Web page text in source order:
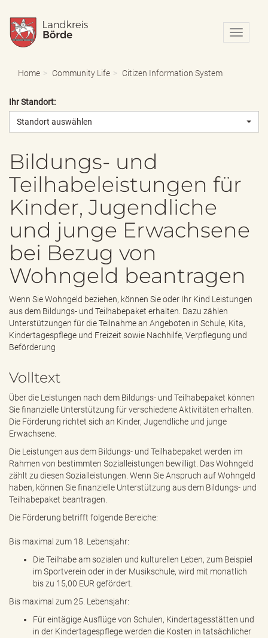
N
a
o
-
u
s
e
d
n
Home Community Life Citizen Information System
Ihr Standort:
Standort auswählen
Bildungs- und
Teilhabeleistungen für
Kinder, Jugendliche
und junge Erwachsene
bei Bezug von
Wohngeld beantragen
Wenn Sie Wohngeld beziehen, können Sie oder Ihr Kind Leistungen
aus dem Bildungs- und Teilhabepaket erhalten. Dazu zählen
Unterstützungen für die Teilnahme an Angeboten in Schule, Kita,
Kindertagespflege und Freizeit sowie Nachhilfe, Verpflegung und
Beförderung
Volltext
Über die Leistungen nach dem Bildungs- und Teilhabepaket können
Sie finanzielle Unterstützung für verschiedene Aktivitäten erhalten.
Die Förderung richtet sich an Kinder, Jugendliche und junge
Erwachsene.
Die Leistungen aus dem Bildungs- und Teilhabepaket werden im
Rahmen von bestimmten Sozialleistungen bewilligt. Das Wohngeld
zählt zu diesen Sozialleistungen. Wenn Sie Anspruch auf Wohngeld
haben, können Sie finanzielle Unterstützung aus dem Bildungs- und
Teilhabepaket beantragen.
Die Förderung betrifft folgende Bereiche:
Bis maximal zum 18. Lebensjahr:
Die Teilhabe am sozialen und kulturellen Leben, zum Beispiel
im Sportverein oder in der Musikschule, wird mit monatlich
bis zu 15,00 EUR gefördert.
Bis maximal zum 25. Lebensjahr:
Für eintägige Ausflüge von Schulen, Kindertagesstätten und
in der Kindertagespflege werden die Kosten in tatsächlicher